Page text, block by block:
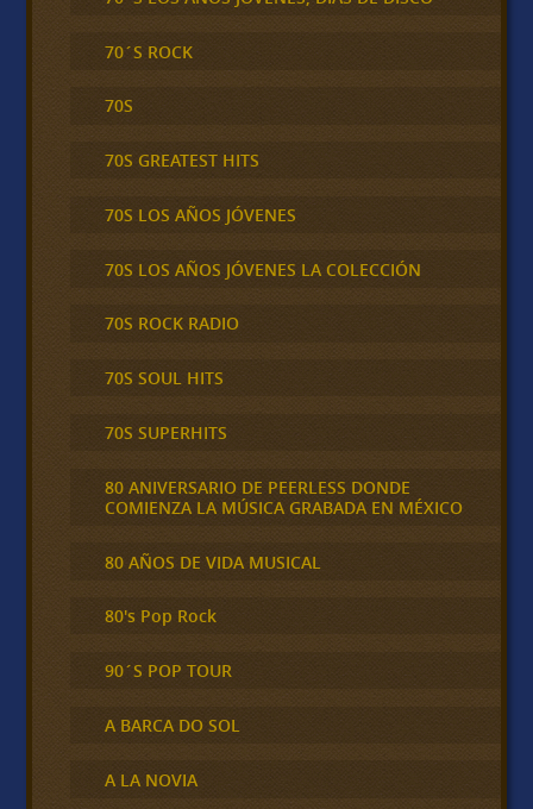
70´S ROCK
70S
70S GREATEST HITS
70S LOS AÑOS JÓVENES
70S LOS AÑOS JÓVENES LA COLECCIÓN
70S ROCK RADIO
70S SOUL HITS
70S SUPERHITS
80 ANIVERSARIO DE PEERLESS DONDE
COMIENZA LA MÚSICA GRABADA EN MÉXICO
80 AÑOS DE VIDA MUSICAL
80's Pop Rock
90´S POP TOUR
A BARCA DO SOL
A LA NOVIA